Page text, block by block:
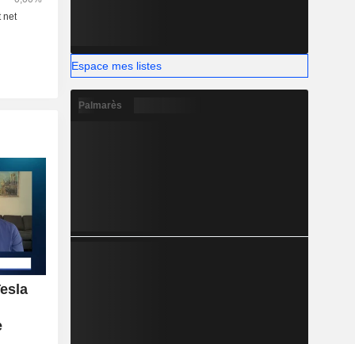
Espace mes listes
Palmarès